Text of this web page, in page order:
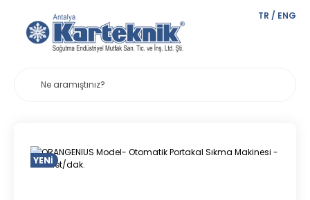
TR / ENG
YENI